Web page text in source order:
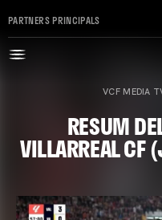
PARTNERS PRINCIPALS
VCF MEDIA
RESUM
VILLARREAL CF